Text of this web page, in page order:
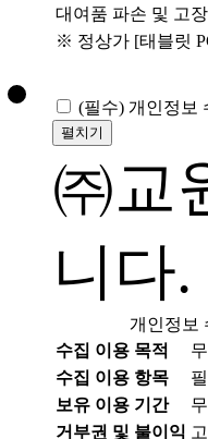
대여품 파손 및 고장
※ 정상가 [태블릿
(필수) 개인정보
펼치기
㈜교
니다.
개인정보
수집 이용 목적
수집 이용 항목
보유 이용 기간
거부권 및 불이익